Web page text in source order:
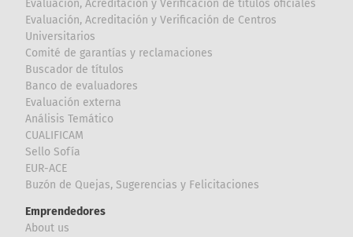
Evaluación, Acreditación y Verificación de títulos oficiales
Evaluación, Acreditación y Verificación de Centros
Universitarios
Comité de garantías y reclamaciones
Buscador de títulos
Banco de evaluadores
Evaluación externa
Análisis Temático
CUALIFICAM
Sello Sofía
EUR-ACE
Buzón de Quejas, Sugerencias y Felicitaciones
Emprendedores
About us